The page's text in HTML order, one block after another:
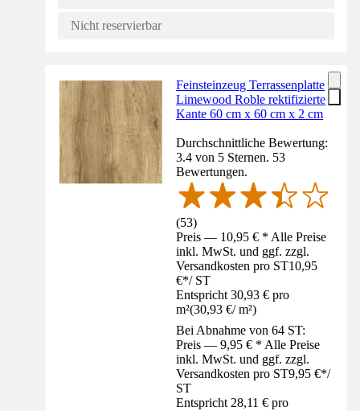
Nicht reservierbar
Feinsteinzeug Terrassenplatte
Limewood Roble rektifizierte
Kante 60 cm x 60 cm x 2 cm
Durchschnittliche Bewertung:
3.4 von 5 Sternen. 53
Bewertungen.
(53)
Preis — 10,95 € * Alle Preise
inkl. MwSt. und ggf. zzgl.
Versandkosten pro ST10,95
€*/ ST
Entspricht 30,93 € pro
m²(30,93 €/ m²)
Bei Abnahme von 64 ST:
Preis — 9,95 € * Alle Preise
inkl. MwSt. und ggf. zzgl.
Versandkosten pro ST9,95 €*/
ST
Entspricht 28,11 € pro